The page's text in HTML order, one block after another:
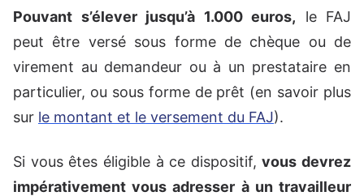
Pouvant s’élever jusqu’à 1.000 euros, le FAJ
peut être versé sous forme de chèque ou de
virement au demandeur ou à un prestataire en
particulier, ou sous forme de prêt (en savoir plus
sur le montant et le versement du FAJ).
Si vous êtes éligible à ce dispositif,vous devrez
impérativement vous adresser à un travailleur